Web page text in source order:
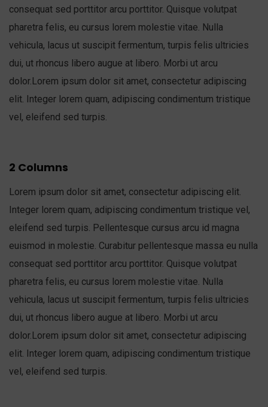
consequat sed porttitor arcu porttitor. Quisque volutpat
pharetra felis, eu cursus lorem molestie vitae. Nulla
vehicula, lacus ut suscipit fermentum, turpis felis ultricies
dui, ut rhoncus libero augue at libero. Morbi ut arcu
dolor.Lorem ipsum dolor sit amet, consectetur adipiscing
elit. Integer lorem quam, adipiscing condimentum tristique
vel, eleifend sed turpis.
2 Columns
Lorem ipsum dolor sit amet, consectetur adipiscing elit.
Integer lorem quam, adipiscing condimentum tristique vel,
eleifend sed turpis. Pellentesque cursus arcu id magna
euismod in molestie. Curabitur pellentesque massa eu nulla
consequat sed porttitor arcu porttitor. Quisque volutpat
pharetra felis, eu cursus lorem molestie vitae. Nulla
vehicula, lacus ut suscipit fermentum, turpis felis ultricies
dui, ut rhoncus libero augue at libero. Morbi ut arcu
dolor.Lorem ipsum dolor sit amet, consectetur adipiscing
elit. Integer lorem quam, adipiscing condimentum tristique
vel, eleifend sed turpis.